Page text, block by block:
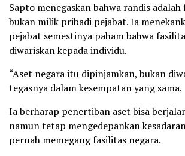
Sapto menegaskan bahwa randis
bukan milik pribadi pejabat. Ia
pejabat semestinya paham bahwa
diwariskan kepada individu.
“Aset negara itu dipinjamkan, bukan
tegasnya dalam kesempatan yang sama.
Ia berharap penertiban aset bisa
namun tetap mengedepankan
pernah memegang fasilitas negara.